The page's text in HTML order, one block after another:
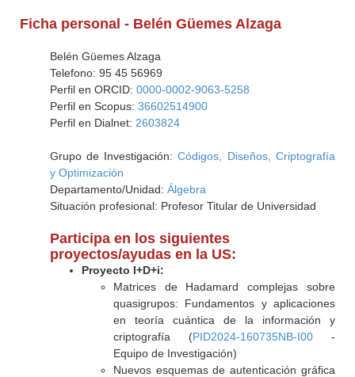
Ficha personal - Belén Güemes Alzaga
Belén Güemes Alzaga
Telefono: 95 45 56969
Perfil en ORCID: 0000-0002-9063-5258
Perfil en Scopus: 36602514900
Perfil en Dialnet: 2603824
Grupo de Investigación:Códigos, Diseños, Criptografía
y Optimización
Departamento/Unidad: Álgebra
Situación profesional: Profesor Titular de Universidad
Participa en los siguientes
proyectos/ayudas en la US:
Proyecto I+D+i:
Matrices de Hadamard complejas sobre
quasigrupos: Fundamentos y aplicaciones
en teoría cuántica de la información y
criptografía (PID2024-160735NB-I00-
Equipo de Investigación)
Nuevos esquemas de autenticación gráfica